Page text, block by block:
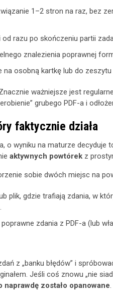
1–2 stron na raz, bez
od razu po skończeniu partii
znalezienia poprawnej
na osobną kartkę lub do
ważniejsze jest
grubego PDF-a i
faktycznie działa
o wyniku na maturze decyduje
aktywnych powtórek z
sobie dwóch miejsc na
plik, gdzie trafiają zdania, w
zdania z PDF-a (lub
z „banku błędów” i
Jeśli coś znowu „nie
naprawdę zostało opanowane.